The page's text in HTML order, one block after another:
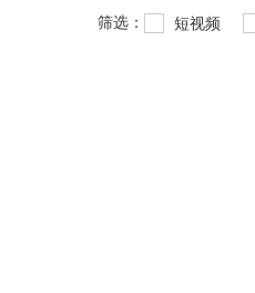
筛选： 短视频